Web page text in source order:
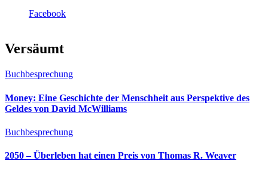
Facebook
Versäumt
Buchbesprechung
Money: Eine Geschichte der Menschheit aus Perspektive des
Geldes von David McWilliams
Buchbesprechung
2050 – Überleben hat einen Preis von Thomas R. Weaver